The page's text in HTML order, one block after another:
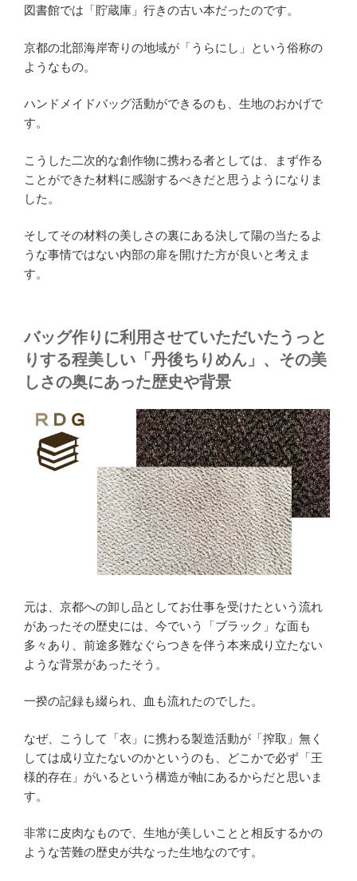
図書館では「貯蔵庫」行きの古い本だったのです。
京都の北部海岸寄りの地域が「うらにし」という俗称の
ようなもの。
ハンドメイドバッグ活動ができるのも、生地のおかげで
す。
こうした二次的な創作物に携わる者としては、まず作る
ことができた材料に感謝するべきだと思うようになりま
した。
そしてその材料の美しさの裏にある決して陽の当たるよ
うな事情ではない内部の扉を開けた方が良いと考えま
す。
バッグ作りに利用させていただいたうっと
りする程美しい「丹後ちりめん」、その美
しさの奥にあった歴史や背景
元は、京都への卸し品としてお仕事を受けたという流れ
があったその歴史には、今でいう「ブラック」な面も
多々あり、前途多難なぐらつきを伴う本来成り立たない
ような背景があったそう。
一揆の記録も綴られ、血も流れたのでした。
なぜ、こうして「衣」に携わる製造活動が「搾取」無く
しては成り立たないのかというのも、どこかで必ず「王
様的存在」がいるという構造が軸にあるからだと思いま
す。
非常に皮肉なもので、生地が美しいことと相反するかの
ような苦難の歴史が共なった生地なのです。